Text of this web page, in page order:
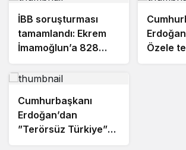
İBB soruşturması
tamamlandı: Ekrem
İmamoğlun’a 828
kadar hapis talebi!
Özele
Cumhurbaşkanı
Erdoğan’dan
”Terörsüz Türkiye”